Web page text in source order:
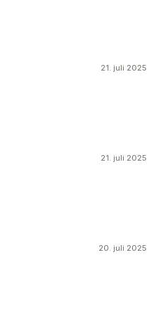
21. juli 2025
21. juli 2025
20. juli 2025